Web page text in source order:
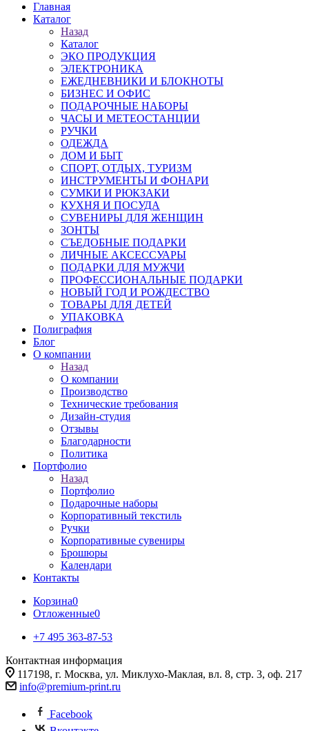
Главная
Каталог
Назад
Каталог
ЭКО ПРОДУКЦИЯ
ЭЛЕКТРОНИКА
ЕЖЕДНЕВНИКИ И БЛОКНОТЫ
БИЗНЕС И ОФИС
ПОДАРОЧНЫЕ НАБОРЫ
ЧАСЫ И МЕТЕОСТАНЦИИ
РУЧКИ
ОДЕЖДА
ДОМ И БЫТ
СПОРТ, ОТДЫХ, ТУРИЗМ
ИНСТРУМЕНТЫ И ФОНАРИ
СУМКИ И РЮКЗАКИ
КУХНЯ И ПОСУДА
СУВЕНИРЫ ДЛЯ ЖЕНЩИН
ЗОНТЫ
СЪЕДОБНЫЕ ПОДАРКИ
ЛИЧНЫЕ АКСЕССУАРЫ
ПОДАРКИ ДЛЯ МУЖЧИ
ПРОФЕССИОНАЛЬНЫЕ ПОДАРКИ
НОВЫЙ ГОД И РОЖДЕСТВО
ТОВАРЫ ДЛЯ ДЕТЕЙ
УПАКОВКА
Полиграфия
Блог
О компании
Назад
О компании
Производство
Технические требования
Дизайн-студия
Отзывы
Благодарности
Политика
Портфолио
Назад
Портфолио
Подарочные наборы
Корпоративный текстиль
Ручки
Корпоративные сувениры
Брошюры
Календари
Контакты
Корзина0
Отложенные0
+7 495 363-87-53
Контактная информация
117198, г. Москва, ул. Миклухо-Маклая, вл. 8, стр. 3, оф. 217
info@premium-print.ru
Facebook